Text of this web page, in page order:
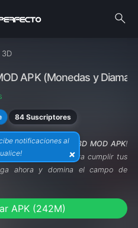
search
3D
APK (Monedas y
84 Suscriptores
notificaciones al
×
conSniper 3D MOD APK!
ilimitados para cumplir tus
ahora y domina el campo de
APK (242M)